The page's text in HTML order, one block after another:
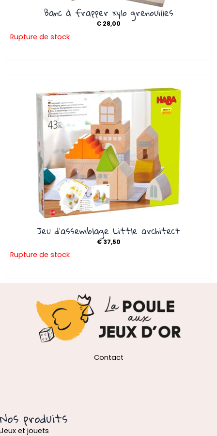
Banc à frapper xylo grenouilles
€ 28,00
Rupture de stock
Jeu d’assemblage Little architect
€37,50
Rupture de stock
Contact
Nos produits
Jeux et jouets